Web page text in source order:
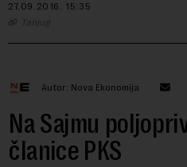
27.09.2016. 15:35
Tanjug
Autor: Nova Ekonomija
Na Sajmu
članice PKS